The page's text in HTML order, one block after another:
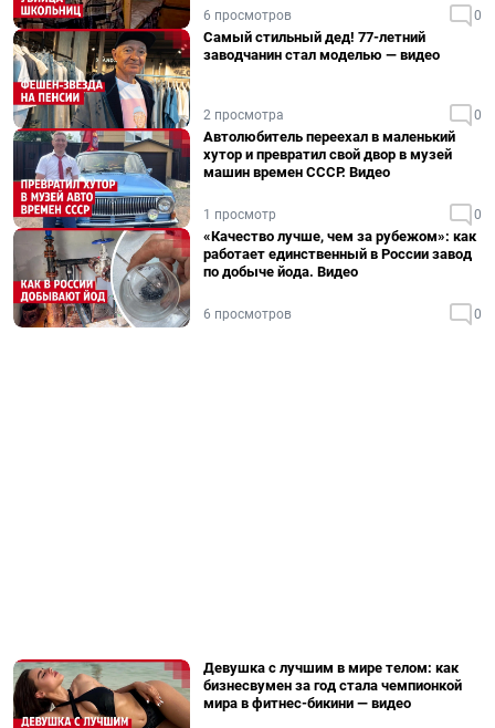
6 просмотров 0
Самый стильный дед! 77-летний
заводчанин стал моделью — видео
2 просмотра 0
Автолюбитель переехал в маленький
хутор и превратил свой двор в музей
машин времен СССР. Видео
1 просмотр 0
«Качество лучше, чем за рубежом»: как
работает единственный в России завод
по добыче йода. Видео
6 просмотров 0
Девушка с лучшим в мире телом: как
бизнесвумен за год стала чемпионкой
мира в фитнес-бикини — видео